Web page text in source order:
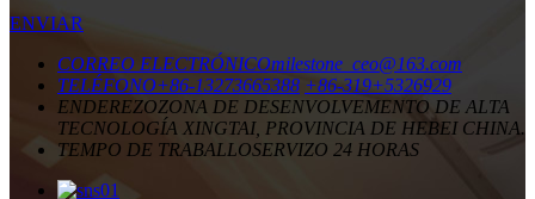
ENVIAR
CORREO ELECTRÓNICOmilestone_ceo@163.com
TELÉFONO+86-13273665388 +86-319+5326929
ENDEREZOZONA DE DESENVOLVEMENTO DE ALTA
TECNOLOGÍA XINGTAI, PROVINCIA DE HEBEI CHINA.
TEMPO DE TRABALLOSERVIZO 24 HORAS